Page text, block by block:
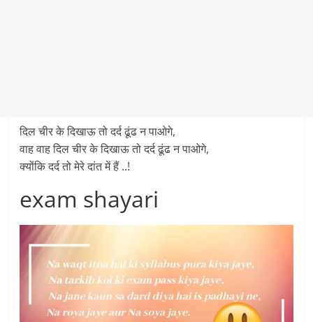
दिल चीर के दिखाऊ तो दर्द ढूंढ न पाओगे,
वाह वाह दिल चीर के दिखाऊ तो दर्द ढूंढ न पाओगे,
क्योंकि दर्द तो मेरे दांत में हैं ..!
exam shayari